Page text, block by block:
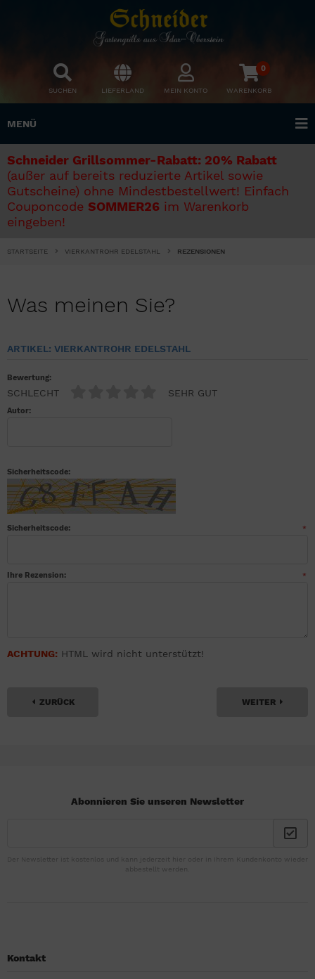
SUCHEN LIEFERLAND MEIN KONTO
0
WARENKORB
MENÜ
Schneider Grillsommer-Rabatt: 20% Rabatt
(außer auf bereits reduzierte Artikel sowie
Gutscheine) ohne Mindestbestellwert! Einfach
Couponcode SOMMER26 im Warenkorb
eingeben!
STARTSEITE VIERKANTROHR EDELSTAHL REZENSIONEN
Was meinen Sie?
ARTIKEL: VIERKANTROHR EDELSTAHL
Bewertung:
SCHLECHT SEHR GUT
Autor:
Sicherheitscode:
Sicherheitscode: *
Ihre Rezension: *
ACHTUNG: HTML wird nicht unterstützt!
ZURÜCK WEITER
Abonnieren Sie unseren Newsletter
Der Newsletter ist kostenlos und kann jederzeit hier oder in Ihrem Kundenkonto wieder
abbestellt werden.
Kontakt